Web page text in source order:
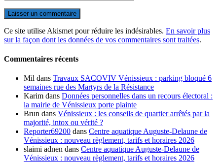
Ce site utilise Akismet pour réduire les indésirables. En savoir plus
sur la façon dont les données de vos commentaires sont traitées.
Commentaires récents
Mil dans Travaux SACOVIV Vénissieux : parking bloqué 6
semaines rue des Martyrs de la Résistance
Karim dans Données personnelles dans un recours électoral :
la mairie de Vénissieux porte plainte
Brun dans Vénissieux : les conseils de quartier arrêtés par la
majorité, intox ou vérité ?
Reporter69200 dans Centre aquatique Auguste-Delaune de
Vénissieux : nouveau règlement, tarifs et horaires 2026
slaimi adnen dans Centre aquatique Auguste-Delaune de
Vénissieux : nouveau règlement, tarifs et horaires 2026